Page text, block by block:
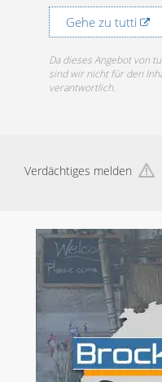
Gehe zu tutti
Da dieses Angebot von
sind wir nicht für den
verantwortlich.
Verdächtiges melden